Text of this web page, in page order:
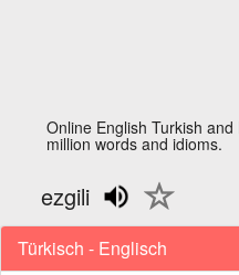
Online English Turkish
million words and idioms.
ezgili
Türkisch - Englisch